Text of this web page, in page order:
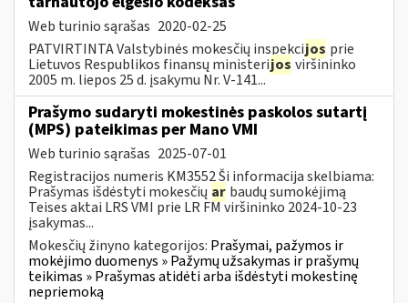
Web turinio sąrašas 2020-02-25
PATVIRTINTA Valstybinės mokesčių inspekcijos prie
Lietuvos Respublikos finansų ministerijos viršininko
2005 m. liepos 25 d. įsakymu Nr. V-141...
Prašymo sudaryti mokestinės paskolos sutartį
(MPS) pateikimas per Mano VMI
Web turinio sąrašas 2025-07-01
Registracijos numeris KM3552 Ši informacija skelbiama:
Prašymas išdėstyti mokesčių ar baudų sumokėjimą
Teises aktai LRS VMI prie LR FM viršininko 2024-10-23
įsakymas...
Mokesčių žinyno kategorijos: Prašymai, pažymos ir
mokėjimo duomenys » Pažymų užsakymas ir prašymų
teikimas » Prašymas atidėti arba išdėstyti mokestinę
nepriemoką